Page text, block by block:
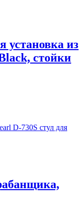
установка из
стойки